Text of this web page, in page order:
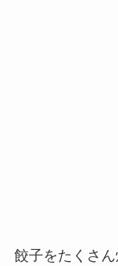
餃子をたくさん